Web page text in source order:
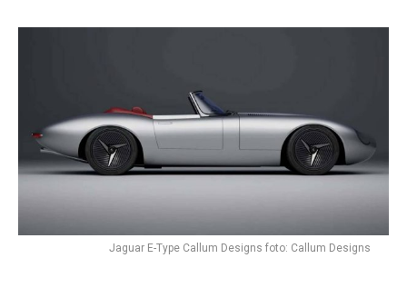
Jaguar E-Type Callum Designs foto: Callum Designs